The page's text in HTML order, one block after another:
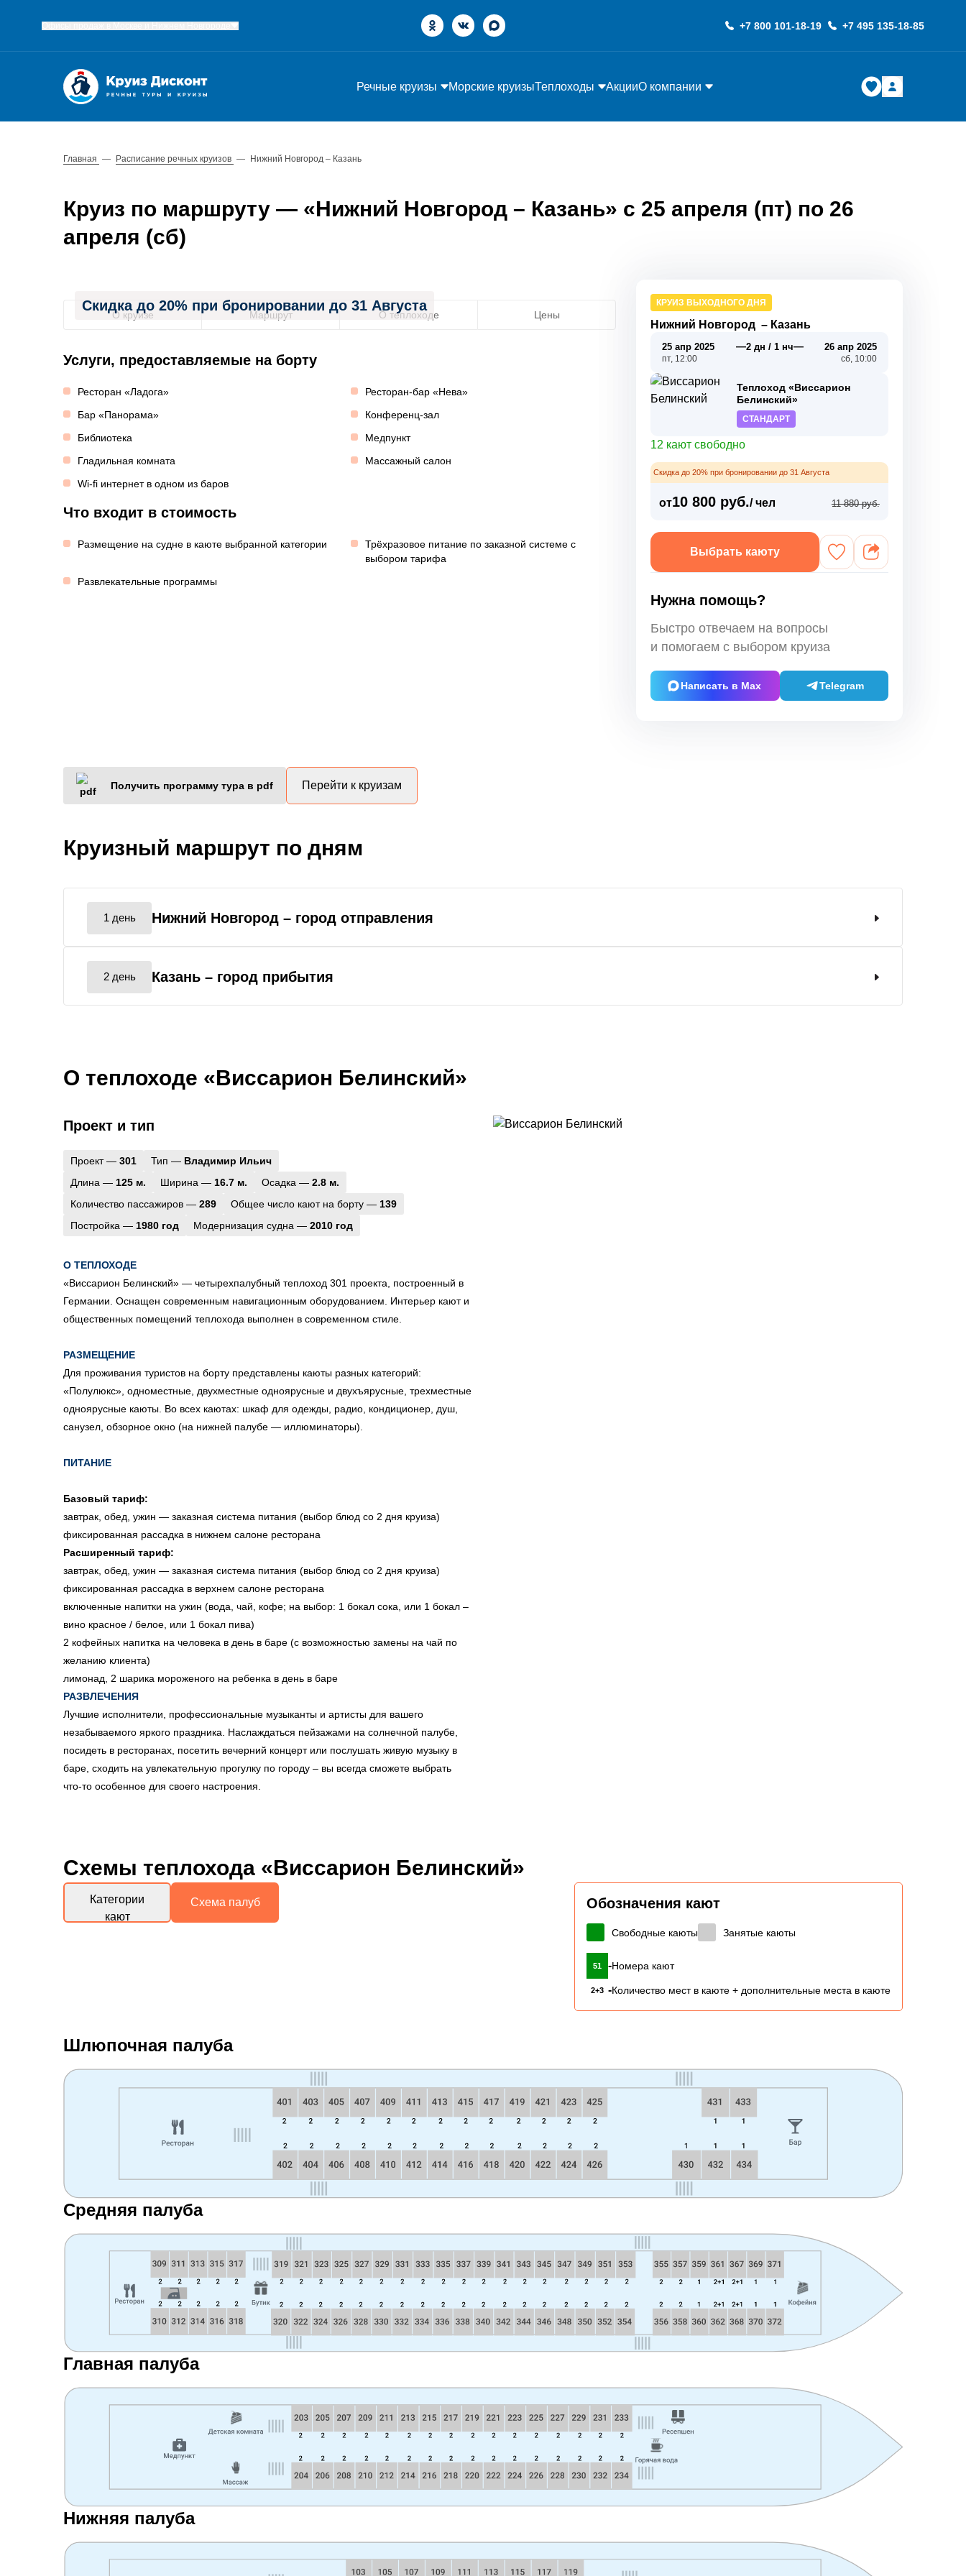
+7 800 101-18-19 +7 495 135-18-85
Речные круизы Морские круизыТеплоходы АкцииО компании
Главная — Расписание речных круизов — Нижний Новгород – Казань
Круиз по маршруту — «Нижний Новгород – Казань» с 25 апреля (пт) по 26
апреля (сб)
Скидка до 20% при бронировании до 31 Августа
О круизе Маршрут О теплоходе Цены
Услуги, предоставляемые на борту
Ресторан «Ладога»
Ресторан-бар «Нева»
Бар «Панорама»
Конференц-зал
Библиотека
Медпункт
Гладильная комната
Массажный салон
Wi-fi интернет в одном из баров
Что входит в стоимость
Размещение на судне в каюте выбранной категории
Трёхразовое питание по заказной системе с
выбором тарифа
Развлекательные программы
КРУИЗ ВЫХОДНОГО ДНЯ
Нижний Новгород – Казань
25 апр 2025
пт, 12:00
—2 дн / 1 нч— 26 апр 2025
сб, 10:00
Теплоход «Виссарион
Белинский»
СТАНДАРТ
12 кают свободно
Скидка до 20% при бронировании до 31 Августа
от10 800 руб./ чел 11 880 руб.
Выбрать каюту
Нужна помощь?
Быстро отвечаем на вопросы
и помогаем с выбором круиза
Написать в Max Telegram
Получить программу тура в pdf Перейти к круизам
Круизный маршрут по дням
1 день Нижний Новгород – город отправления
2 день Казань – город прибытия
О теплоходе «Виссарион Белинский»
Проект и тип
Проект — 301 Тип — Владимир Ильич
Длина — 125 м. Ширина — 16.7 м. Осадка — 2.8 м.
Количество пассажиров — 289 Общее число кают на борту — 139
Постройка — 1980 год Модернизация судна — 2010 год
О ТЕПЛОХОДЕ
«Виссарион Белинский» — четырехпалубный теплоход 301 проекта, построенный в
Германии. Оснащен современным навигационным оборудованием. Интерьер кают и
общественных помещений теплохода выполнен в современном стиле.
РАЗМЕЩЕНИЕ
Для проживания туристов на борту представлены каюты разных категорий:
«Полулюкс», одноместные, двухместные одноярусные и двухъярусные, трехместные
одноярусные каюты. Во всех каютах: шкаф для одежды, радио, кондиционер, душ,
санузел, обзорное окно (на нижней палубе — иллюминаторы).
ПИТАНИЕ
Базовый тариф:
завтрак, обед, ужин — заказная система питания (выбор блюд со 2 дня круиза)
фиксированная рассадка в нижнем салоне ресторана
Расширенный тариф:
завтрак, обед, ужин — заказная система питания (выбор блюд со 2 дня круиза)
фиксированная рассадка в верхнем салоне ресторана
включенные напитки на ужин (вода, чай, кофе; на выбор: 1 бокал сока, или 1 бокал –
вино красное / белое, или 1 бокал пива)
2 кофейных напитка на человека в день в баре (с возможностью замены на чай по
желанию клиента)
лимонад, 2 шарика мороженого на ребенка в день в баре
РАЗВЛЕЧЕНИЯ
Лучшие исполнители, профессиональные музыканты и артисты для вашего
незабываемого яркого праздника. Наслаждаться пейзажами на солнечной палубе,
посидеть в ресторанах, посетить вечерний концерт или послушать живую музыку в
баре, сходить на увлекательную прогулку по городу – вы всегда сможете выбрать
что-то особенное для своего настроения.
Схемы теплохода «Виссарион Белинский»
Обозначения кают
Свободные каюты Занятые каюты
51 -Номера кают
2+3 -Количество мест в каюте + дополнительные места в каюте
Категории
кают
Схема палуб
Шлюпочная палуба
Средняя палуба
Главная палуба
Нижняя палуба